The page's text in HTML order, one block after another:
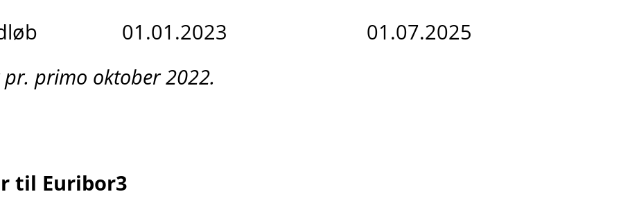
01.01.2023
01.07.2025
primo oktober 2022.
til Euribor3